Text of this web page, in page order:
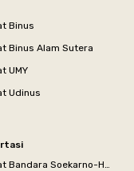
Binus
Binus Alam Sutera
UMY
Udinus
Kost dekat Bandara Soekarno-Hatta